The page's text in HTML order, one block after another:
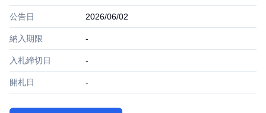
公告日 2026/06/02
納入期限 -
入札締切日 -
開札日 -